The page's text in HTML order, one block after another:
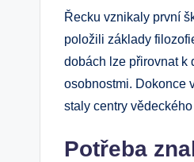
Řecku vznikaly první
položili základy
dobách lze přirovnat k
osobnostmi. Dokonce
staly centry
Potřeba